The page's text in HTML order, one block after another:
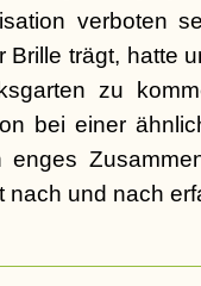
verboten
Brille trägt, hatte
zu
bei einer
nach und nach